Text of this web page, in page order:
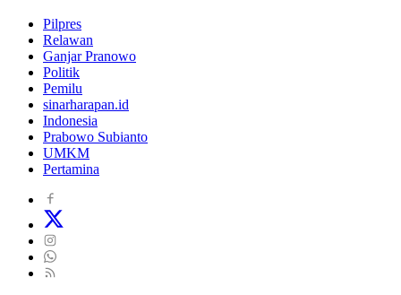
Pilpres
Relawan
Ganjar Pranowo
Politik
Pemilu
sinarharapan.id
Indonesia
Prabowo Subianto
UMKM
Pertamina